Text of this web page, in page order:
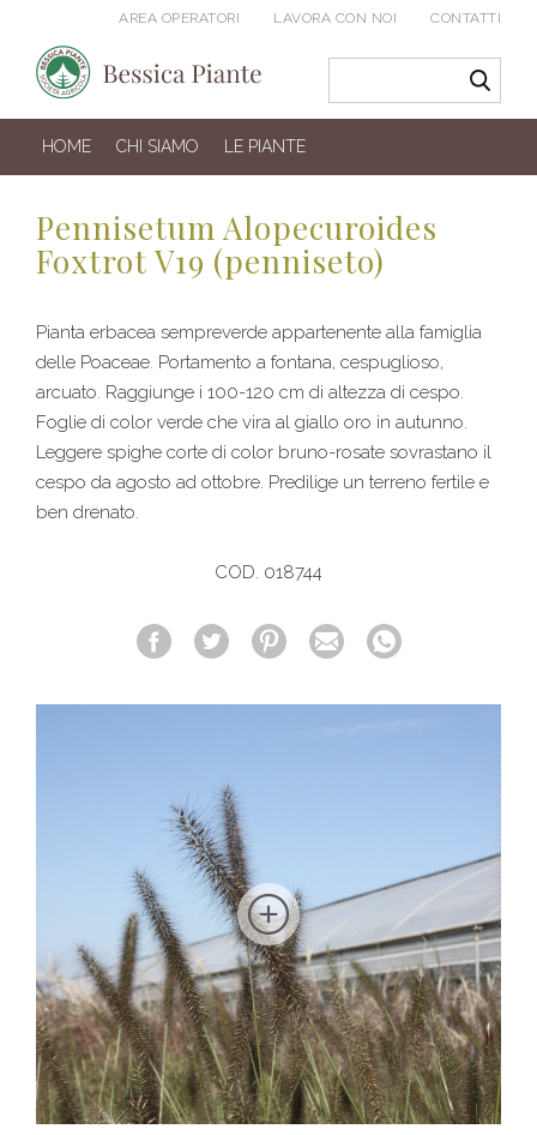
AREA OPERATORI LAVORA CON NOI CONTATTI
HOME CHI SIAMO LE PIANTE
Pennisetum Alopecuroides
Foxtrot V19 (penniseto)
Pianta erbacea sempreverde appartenente alla famiglia
delle Poaceae. Portamento a fontana, cespuglioso,
arcuato. Raggiunge i 100-120 cm di altezza di cespo.
Foglie di color verde che vira al giallo oro in autunno.
Leggere spighe corte di color bruno-rosate sovrastano il
cespo da agosto ad ottobre. Predilige un terreno fertile e
ben drenato.
COD. 018744